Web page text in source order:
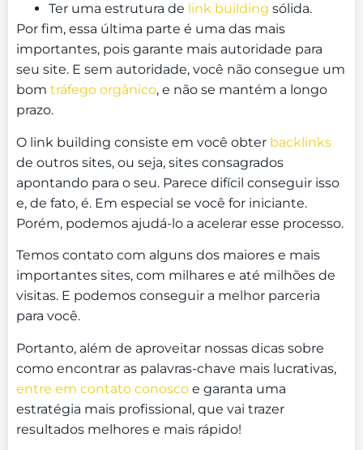
Ter uma estrutura de link building sólida.
Por fim, essa última parte é uma das mais
importantes, pois garante mais autoridade para
seu site. E sem autoridade, você não consegue um
bom tráfego orgânico, e não se mantém a longo
prazo.
O link building consiste em você obter backlinks
de outros sites, ou seja, sites consagrados
apontando para o seu. Parece difícil conseguir isso
e, de fato, é. Em especial se você for iniciante.
Porém, podemos ajudá-lo a acelerar esse processo.
Temos contato com alguns dos maiores e mais
importantes sites, com milhares e até milhões de
visitas. E podemos conseguir a melhor parceria
para você.
Portanto, além de aproveitar nossas dicas sobre
como encontrar as palavras-chave mais lucrativas,
entre em contato conosco e garanta uma
estratégia mais profissional, que vai trazer
resultados melhores e mais rápido!